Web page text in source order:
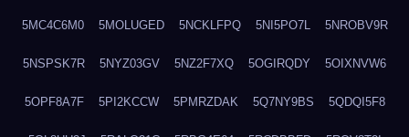
5MC4C6M0 5MOLUGED 5NCKLFPQ 5NI5PO7L 5NROBV9R
5NSPSK7R 5NYZ03GV 5NZ2F7XQ 5OGIRQDY 5OIXNVW6
5OPF8A7F 5PI2KCCW 5PMRZDAK 5Q7NY9BS 5QDQI5F8